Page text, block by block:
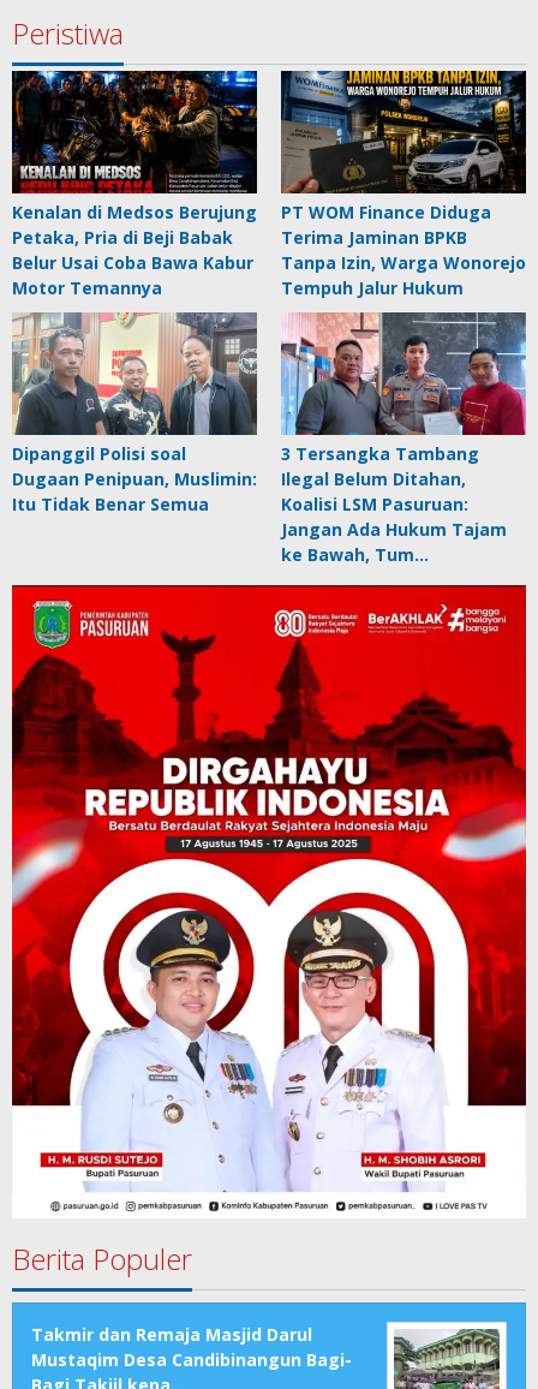
Peristiwa
Kenalan di Medsos Berujung
Petaka, Pria di Beji Babak
Belur Usai Coba Bawa Kabur
Motor Temannya
PT WOM Finance Diduga
Terima Jaminan BPKB
Tanpa Izin, Warga Wonorejo
Tempuh Jalur Hukum
Dipanggil Polisi soal
Dugaan Penipuan, Muslimin:
Itu Tidak Benar Semua
3 Tersangka Tambang
Ilegal Belum Ditahan,
Koalisi LSM Pasuruan:
Jangan Ada Hukum Tajam
ke Bawah, Tum…
Berita Populer
Takmir dan Remaja Masjid Darul
Mustaqim Desa Candibinangun Bagi-